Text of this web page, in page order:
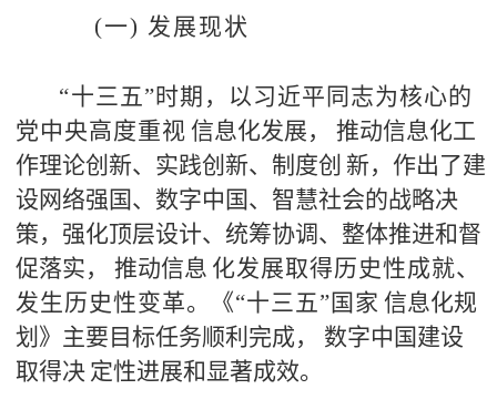
(一) 发展现状
“十三五”时期，以习近平同志为核心的
党中央高度重视 信息化发展，
推动信息化工
作理论创新、实践创新、制度创 新，作出了建
设网络强国、数字中国、智慧社会的战略决
策， 强化顶层设计、统筹协调、整体推进和督
促落实， 推动信息 化发展取得历史性成就、
发生历史性变革。《“十三五”国家 信息化规
划》主要目标任务顺利完成， 数字中国建设
取得决 定性进展和显著成效。